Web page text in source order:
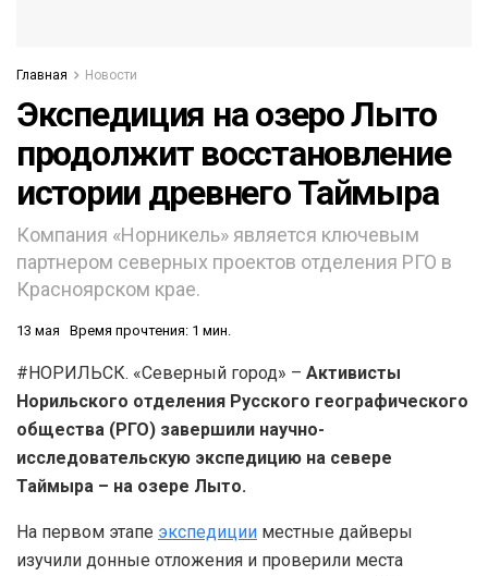
Главная Новости
Экспедиция на озеро Лыто
продолжит восстановление
истории древнего Таймыра
Компания «Норникель» является ключевым
партнером северных проектов отделения РГО в
Красноярском крае.
13 мая Время прочтения: 1 мин.
#НОРИЛЬСК. «Северный город» – Активисты
Норильского отделения Русского географического
общества (РГО) завершили научно-
исследовательскую экспедицию на севере
Таймыра – на озере Лыто.
На первом этапе экспедиции местные дайверы
изучили донные отложения и проверили места